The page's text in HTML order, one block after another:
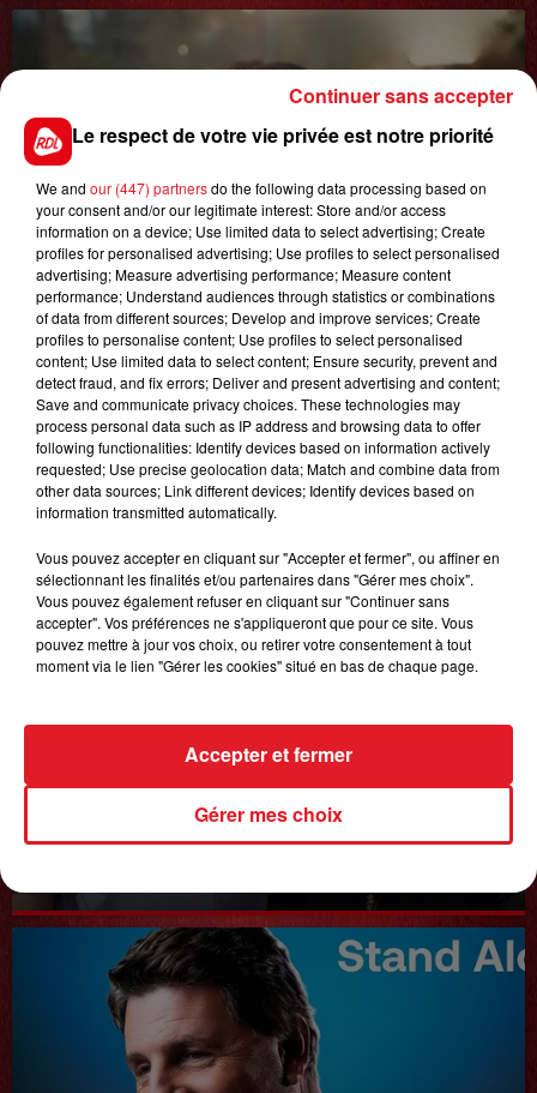
8 août 2026
GAGNEZ VOS ENTRÉES JOUR AU CENTER
PARCS DU LAC D'AILETTE !
LES PODCASTS
20 juin 2025
Interview du 20 juin 2025
Le respect de votre vie privée est notre priorité
We and our (447) partnersdo the following data processing based on
your consent and/or our legitimate interest: Store and/or access
information on a device; Use limited data to select advertising; Create
profiles for personalised advertising; Use profiles to select personalised
advertising; Measure advertising performance; Measure content
performance; Understand audiences through statistics or combinations
of data from different sources; Develop and improve services; Create
profiles to personalise content; Use profiles to select personalised
content; Use limited data to select content; Ensure security, prevent and
detect fraud, and fix errors; Deliver and present advertising and content;
Save and communicate privacy choices. These technologies may
process personal data such as IP address and browsing data to offer
following functionalities: Identify devices based on information actively
requested; Use precise geolocation data; Match and combine data from
other data sources; Link different devices; Identify devices based on
information transmitted automatically.
Vous pouvez accepter en cliquant sur "Accepter et fermer", ou affiner en
sélectionnant les finalités et/ou partenaires dans "Gérer mes choix".
Vous pouvez également refuser en cliquant sur "Continuer sans
accepter". Vos préférences ne s'appliqueront que pour ce site. Vous
pouvez mettre à jour vos choix, ou retirer votre consentement à tout
moment via le lien "Gérer les cookies" situé en bas de chaque page.
Gérer mes choix
Accepter et fermer
Continuer sans accepter